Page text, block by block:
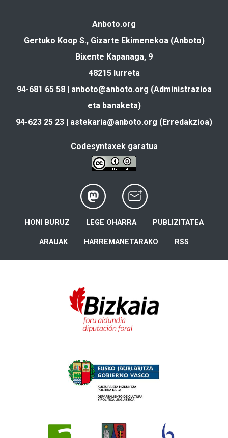
Anboto.org
Gertuko Koop S., Gizarte Ekimenekoa (Anboto)
Bixente Kapanaga, 9
48215 Iurreta
94-681 65 58 | anboto@anboto.org (Administrazioa
eta banaketa)
94-623 25 23 | astekaria@anboto.org (Erredakzioa)
Codesyntaxek garatua
HONI BURUZ LEGE OHARRA PUBLIZITATEA
ARAUAK HARREMANETARAKO RSS